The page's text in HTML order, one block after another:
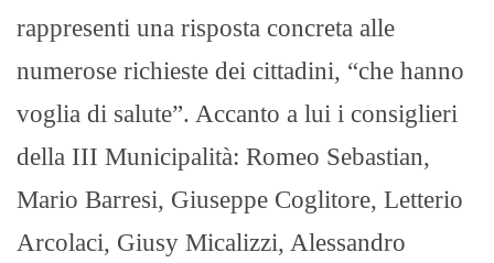
rappresenti una risposta concreta alle
numerose richieste dei cittadini, “che hanno
voglia di salute”. Accanto a lui i consiglieri
della III Municipalità: Romeo Sebastian,
Mario Barresi, Giuseppe Coglitore, Letterio
Arcolaci, Giusy Micalizzi, Alessandro